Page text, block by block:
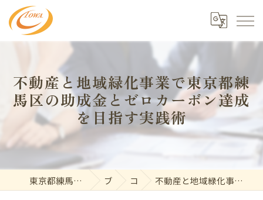
不動産と地域緑化事業で東京都練
馬区の助成金とゼロカーボン達成
を目指す実践術
東京都練馬で不動産の求人なら東和開発株式会社 ブログ コラム 不動産と地域緑化事業で東京都練馬区の助成金とゼロカーボン達成を目指す実践術